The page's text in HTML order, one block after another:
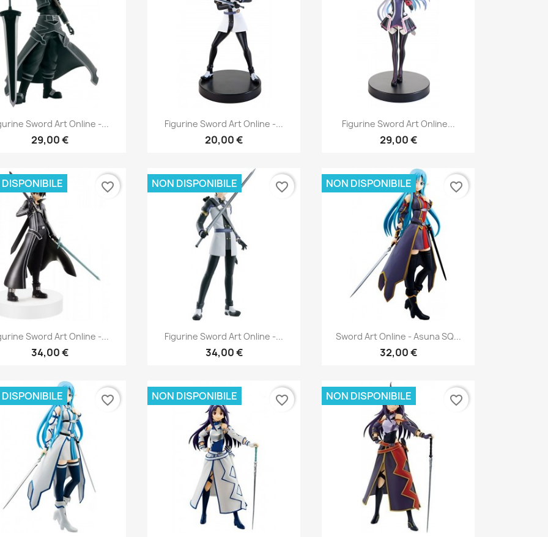
Anteprima
Sword Art Online -...
29,00 €
Anteprima
Figurine Sword Art Online -...
20,00 €
Anteprima
Figurine Sword Art Online...
29,00 €
Anteprima
Sword Art Online -...
34,00 €
favorite_border
Anteprima
Figurine Sword Art Online -...
34,00 €
NON DISPONIBILE favorite_border
Anteprima
Sword Art Online - Asuna SQ...
32,00 €
NON DISPONIBILE favorite_border
favorite_border NON DISPONIBILE favorite_border NON DISPONIBILE favorite_border